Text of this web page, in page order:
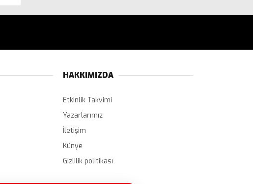
HAKKIMIZDA
Etkinlik Takvimi
Yazarlarımız
İletişim
Künye
Gizlilik politikası